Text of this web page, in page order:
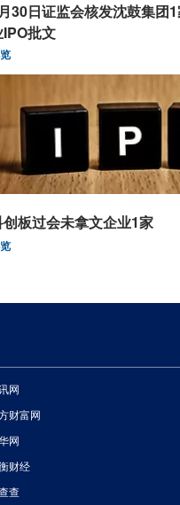
30日证监会核发沈鼓集团
批文
创板过会未拿文企业1家
网
财富网
网
财经
查